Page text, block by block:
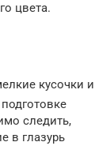
цвета.
кусочки и
следить,
в глазурь